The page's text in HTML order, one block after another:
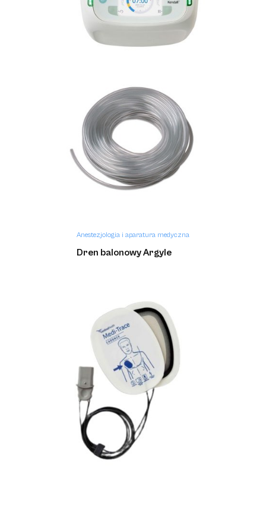
Anestezjologia i aparatura medyczna
Kendall SCD SmartFlow™
Anestezjologia i aparatura medyczna
Dren balonowy Argyle